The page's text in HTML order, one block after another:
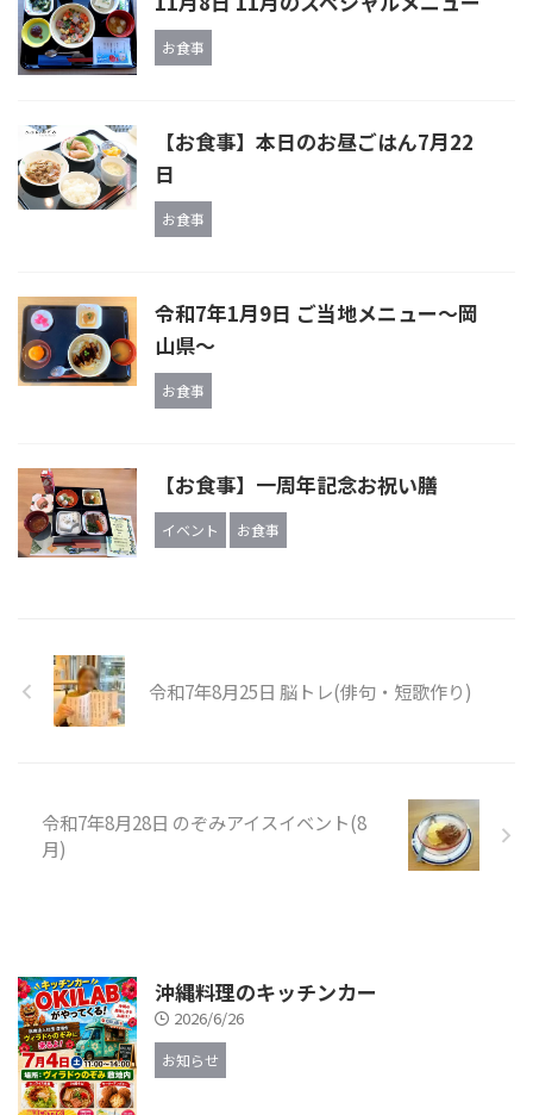
お食事
【お食事】本日のお昼ごはん7月22
日
お食事
令和7年1月9日 ご当地メニュー〜岡
山県〜
お食事
【お食事】一周年記念お祝い膳
イベント お食事
令和7年8月25日 脳トレ(俳句・短歌作り)
令和7年8月28日 のぞみアイスイベント(8
月)
沖縄料理のキッチンカー
2026/6/26
お知らせ